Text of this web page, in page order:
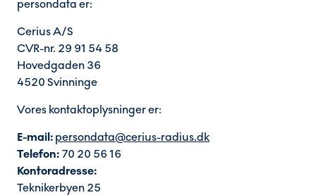
persondata er:
Cerius A/S
CVR-nr. 29 91 54 58
Hovedgaden 36
4520 Svinninge
Vores kontaktoplysninger er:
E-mail: persondata@cerius-radius.dk
Telefon: 70 20 56 16
Kontoradresse:
Teknikerbyen 25